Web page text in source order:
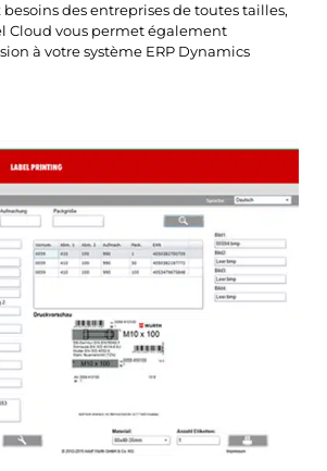
des entreprises de toutes tailles,
Cloud vous permet également
à votre système ERP Dynamics